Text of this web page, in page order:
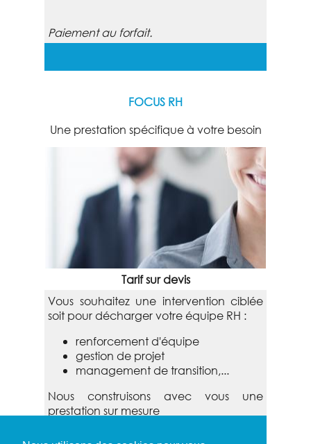
Paiement au forfait.
FOCUS RH
Une prestation spécifique à votre besoin
Tarif sur devis
Vous souhaitez une intervention ciblée
soit pour décharger votre équipe RH :
renforcement d'équipe
gestion de projet
management de transition,...
Nous construisons avec vous une
prestation sur mesure